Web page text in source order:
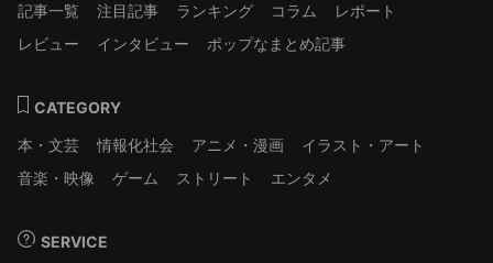
記事一覧
注目記事 ランキング コラム
レポート
レビュー
インタビュー ポップなまとめ記事
CATEGORY
本・文芸
情報化社会 アニメ・漫画
イラスト・アート
音楽・映像
ゲーム ストリート エンタメ
SERVICE